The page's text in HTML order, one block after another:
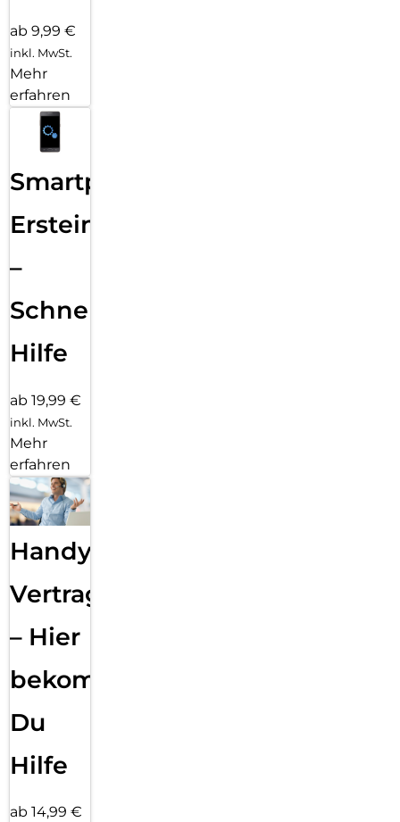
ab 9,99 €
inkl. MwSt.
Mehr
erfahren
Smartphone
Ersteinrichtung
–
Schnelle
Hilfe
ab 19,99 €
inkl. MwSt.
Mehr
erfahren
Handy
Vertragsabwicklung
– Hier
bekommst
Du
Hilfe
ab 14,99 €